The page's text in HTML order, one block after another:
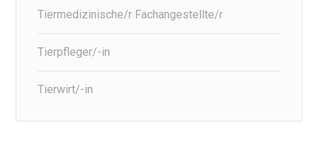
Tiermedizinische/r Fachangestellte/r
Tierpfleger/-in
Tierwirt/-in